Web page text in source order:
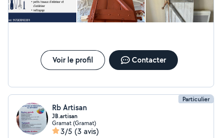
Voir le profil Contacter
Particulier
Rb Artisan
JB.artisan
Gramat (Gramat)
3/5 (3 avis)